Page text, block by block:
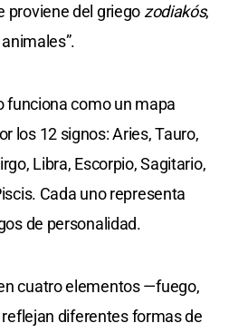
proviene del griego zodiakós,
funciona como un mapa
los 12 signos: Aries, Tauro,
Libra, Escorpio, Sagitario,
Cada uno representa
de personalidad.
cuatro elementos —fuego,
diferentes formas de